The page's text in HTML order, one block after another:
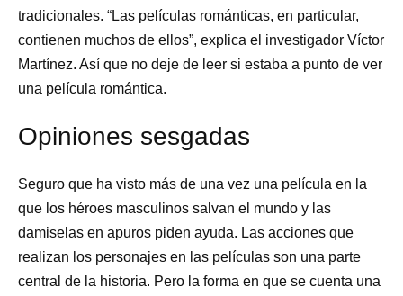
tradicionales. “Las películas románticas, en particular,
contienen muchos de ellos”, explica el investigador Víctor
Martínez. Así que no deje de leer si estaba a punto de ver
una película romántica.
Opiniones sesgadas
Seguro que ha visto más de una vez una película en la
que los héroes masculinos salvan el mundo y las
damiselas en apuros piden ayuda. Las acciones que
realizan los personajes en las películas son una parte
central de la historia. Pero la forma en que se cuenta una